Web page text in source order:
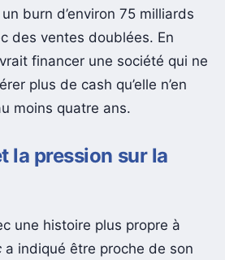
burn d’environ 75 milliards
des ventes doublées. En
financer une société qui ne
plus de cash qu’elle n’en
moins quatre ans.
la pression sur la
une histoire plus propre à
a indiqué être proche de son